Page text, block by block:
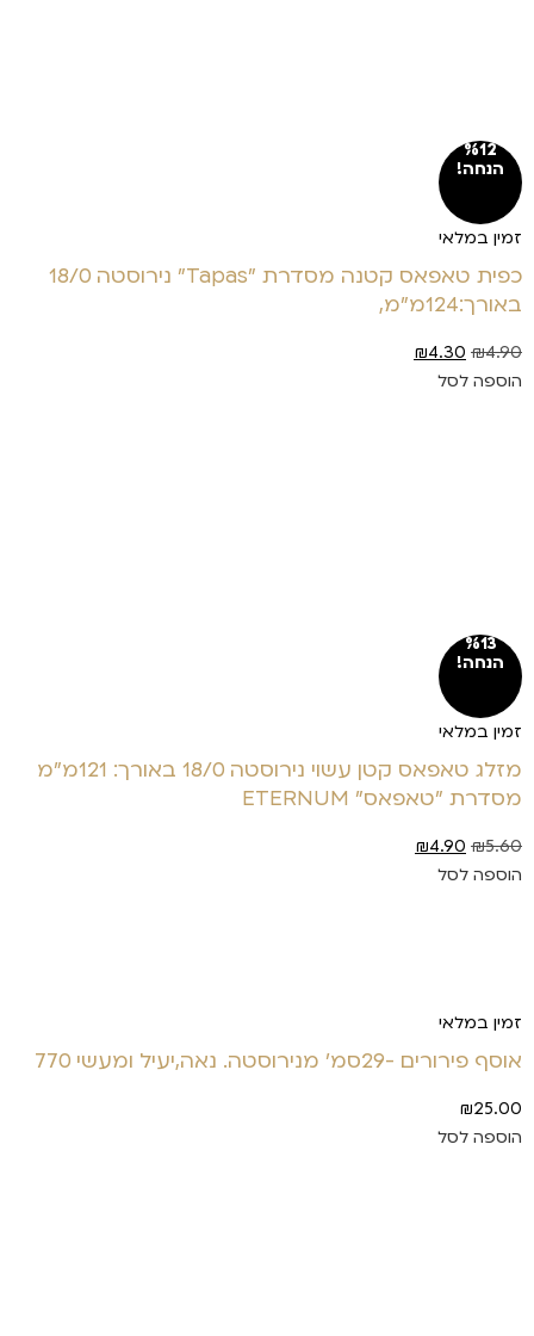
%12
הנחה!
זמין במלאי
כפית טאפאס קטנה מסדרת "Tapas" נירוסטה 18/0
באורך:124מ"מ,
₪4.90
₪4.30
הוספה לסל
%13
הנחה!
זמין במלאי
מזלג טאפאס קטן עשוי נירוסטה 18/0 באורך: 121מ"מ
מסדרת "טאפאס" ETERNUM
₪5.60
₪4.90
הוספה לסל
זמין במלאי
אוסף פירורים -29סמ' מנירוסטה. נאה,יעיל ומעשי 770
₪25.00
הוספה לסל